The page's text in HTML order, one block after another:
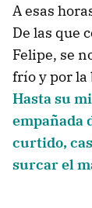
A esas
De las que
Felipe, se
frío y por la
Hasta su
empañada
curtido,
surcar el